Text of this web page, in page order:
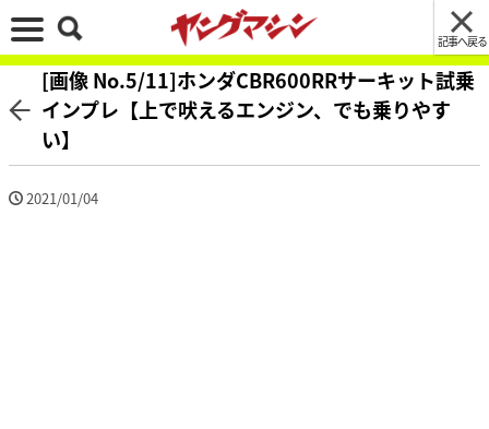
記事へ戻る
[画像 No.5/11]ホンダCBR600RRサーキット試乗
インプレ【上で吠えるエンジン、でも乗りやす
い】
2021/01/04